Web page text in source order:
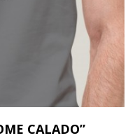
CALADO”